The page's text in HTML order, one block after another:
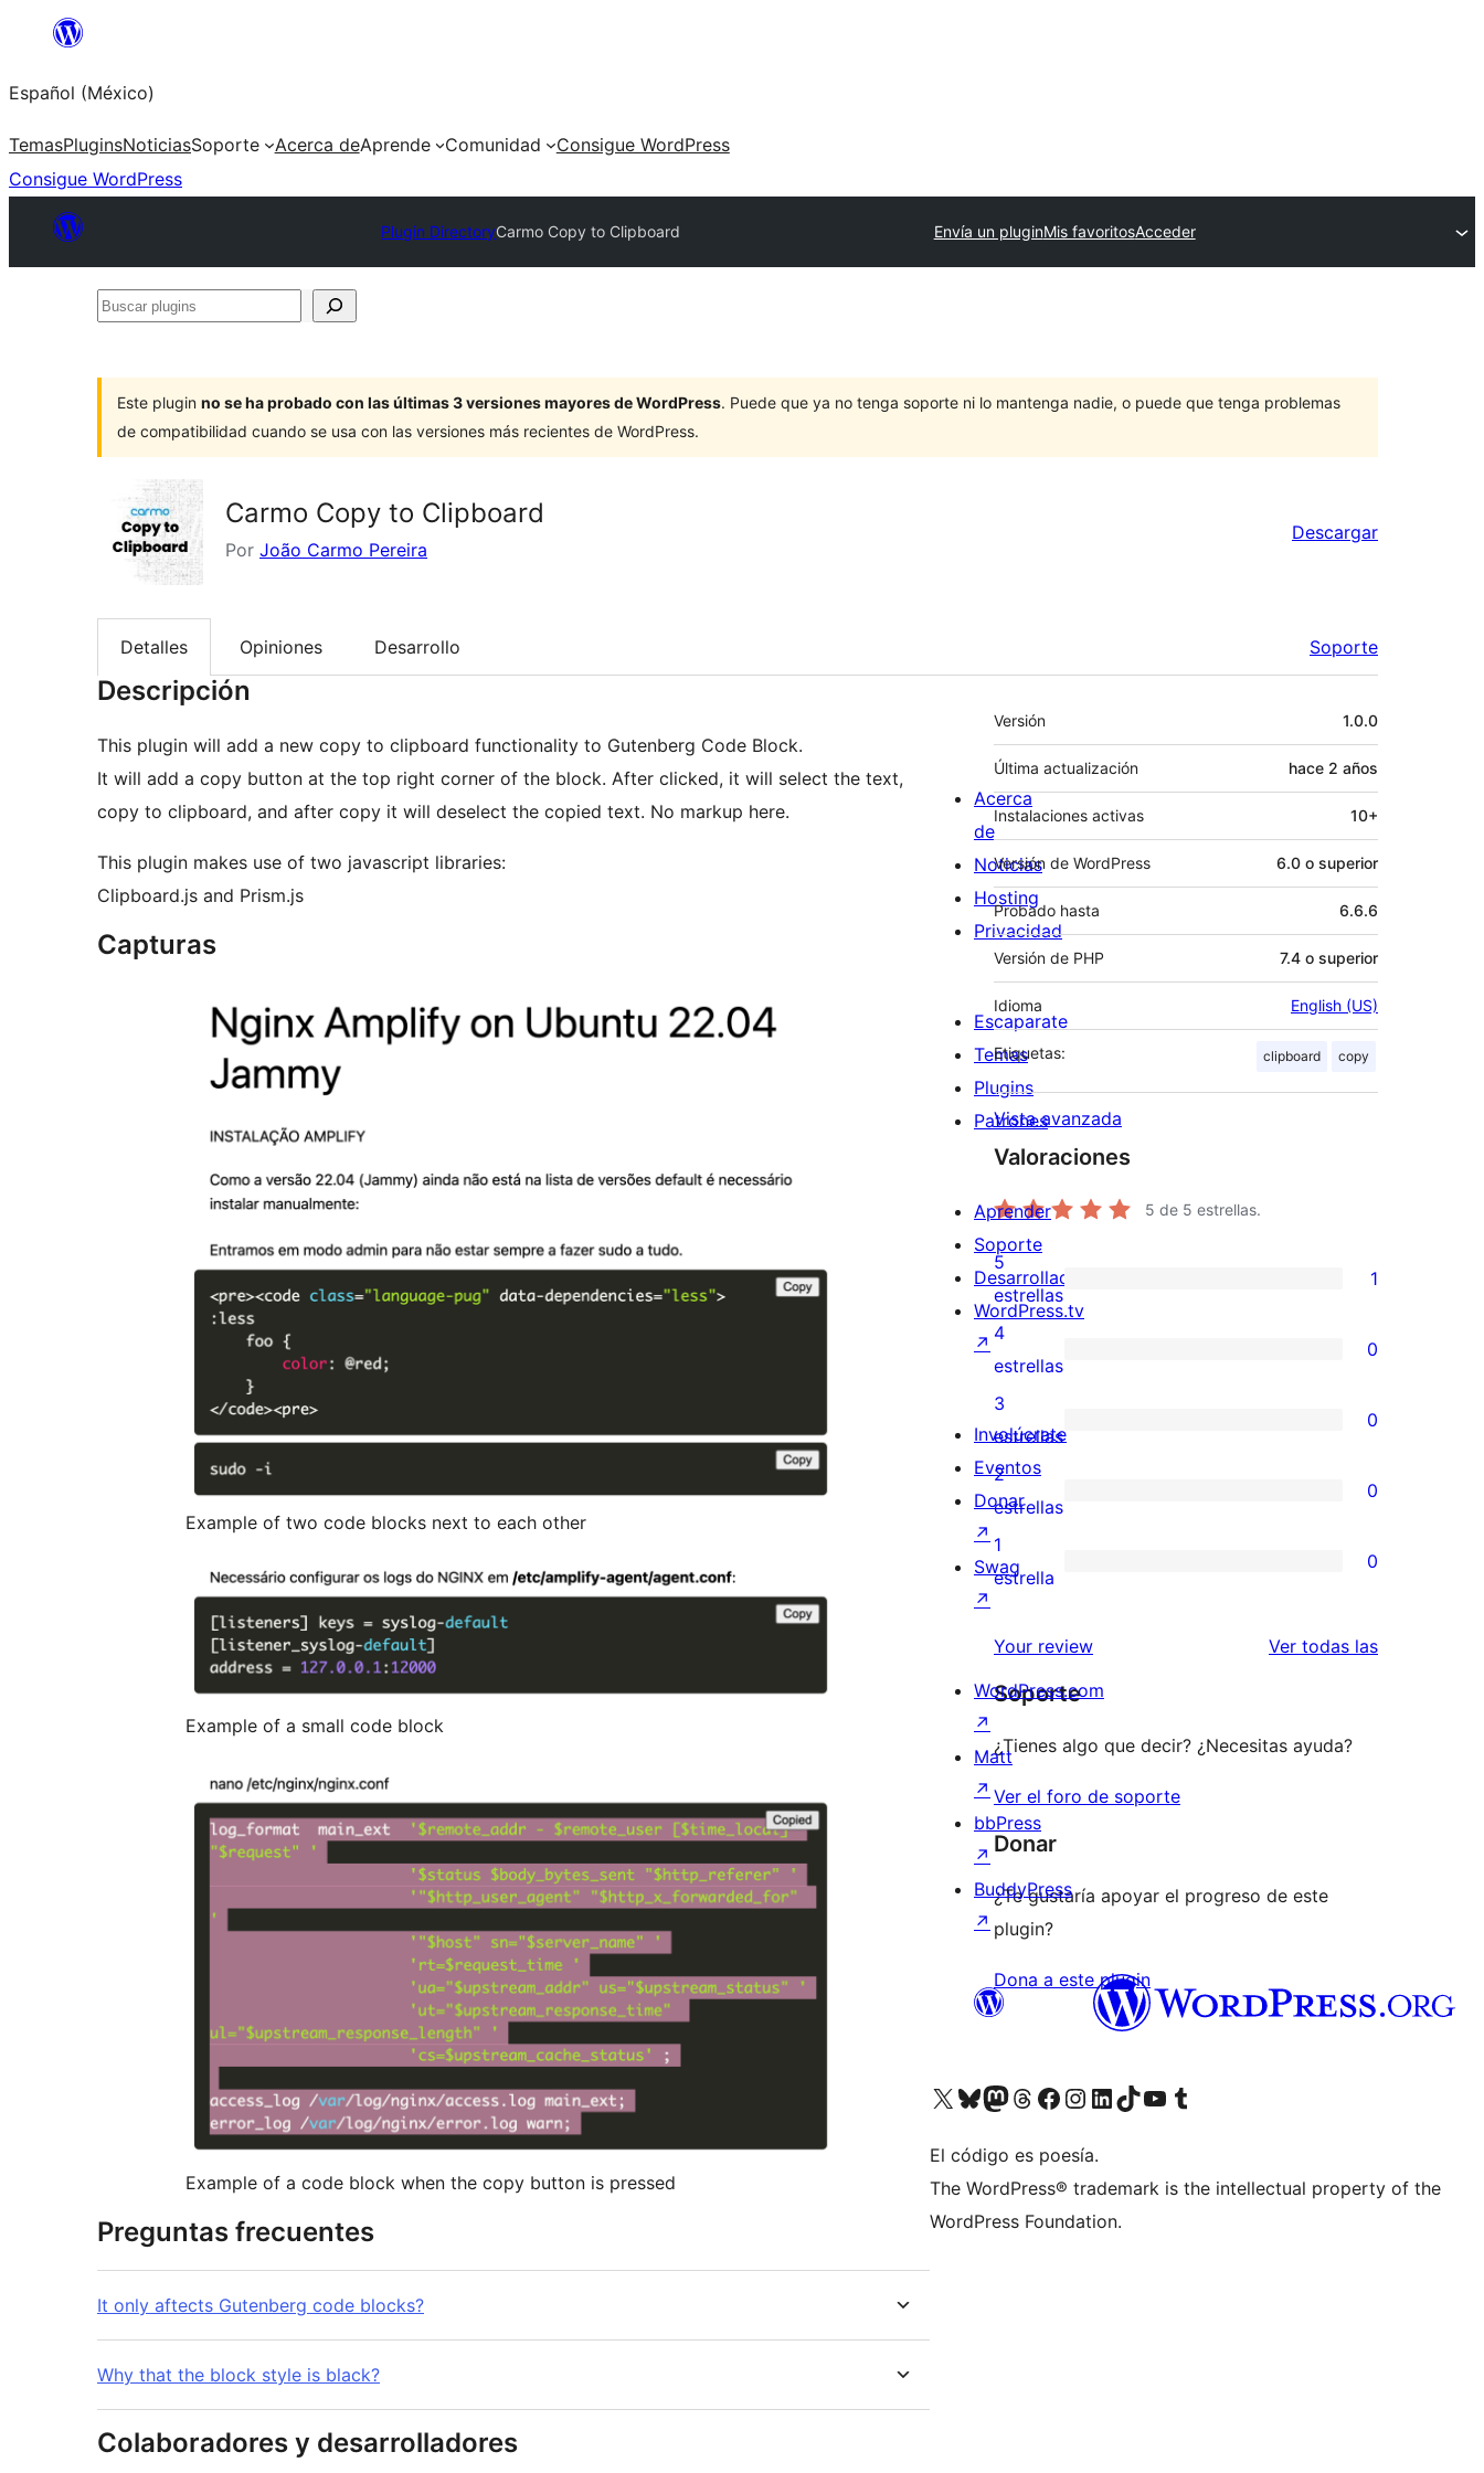
Saltar
contenido
Español (México)
TemasPluginsNoticiasSoporte Acerca deAprende Comunidad
Consigue WordPress
Consigue WordPress
Plugin DirectoryCarmo Copy to Clipboard Envía un pluginMis favoritosAcceder
Buscar
Este plugin no se ha probado con las últimas 3 versiones mayores de WordPress. Puede que ya no tenga soporte ni lo mantenga nadie, o puede que tenga problemas
de compatibilidad cuando se usa con las versiones más recientes de WordPress.
Carmo Copy to Clipboard
Por João Carmo Pereira
Descargar
Detalles Opiniones Desarrollo Soporte
Descripción
This plugin will add a new copy to clipboard functionality to Gutenberg Code Block.
It will add a copy button at the top right corner of the block. After clicked, it will select the text,
copy to clipboard, and after copy it will deselect the copied text. No markup here.
This plugin makes use of two javascript libraries:
Clipboard.js and Prism.js
Capturas
Example of two code blocks next to each other
Example of a small code block
Example of a code block when the copy button is pressed
Preguntas frecuentes
It only aftects Gutenberg code blocks?
Why that the block style is black?
Colaboradores y desarrolladores
Meta
Versión 1.0.0
Última actualización hace 2 años
Instalaciones activas 10+
Versión de WordPress 6.0 o superior
Probado hasta 6.6.6
Versión de PHP 7.4 o superior
Idioma English (US)
Etiquetas: clipboard copy
Vista avanzada
Valoraciones
5 de 5 estrellas.
1
valoración
de
5
estrellas
5
estrellas
1
0
valoraciones
de
4
estrellas
4
estrellas
0
0
valoraciones
de
3
estrellas
3
estrellas
0
0
valoraciones
de
estrellas
2
estrellas
0
0
de
estrellas
1
estrella
0
Your review Ver todas lasvaloraciones
Soporte
¿Tienes algo que decir? ¿Necesitas ayuda?
Ver el foro de soporte
Donar
¿Te gustaría apoyar el progreso de este
plugin?
Dona a este plugin
Acerca
de
Noticias
Hosting
Privacidad
Escaparate
Temas
Plugins
Patrones
Aprender
Soporte
Desarrolladores
WordPress.tv
↗
Involúcrate
Eventos
Donar
↗
Swag
↗
WordPress.com
↗
Matt
↗
bbPress
↗
BuddyPress
↗
Visita nuestra cuenta de X (anteriormente Twitter)
Visita nuestra cuenta de Bluesky
Visita nuestra cuenta de Mastodon
Visita nuestra cuenta de Threads
Visita nuestra página de Facebook
Visita nuestra cuenta de Instagram
Visita nuestra cuenta de LinkedIn
Visita nuestra cuenta de TikTok
Visita nuestro canal de YouTube
Visita nuestra cuenta de Tumblr
El código es poesía.
The WordPress® trademark is the intellectual property of the
WordPress Foundation.